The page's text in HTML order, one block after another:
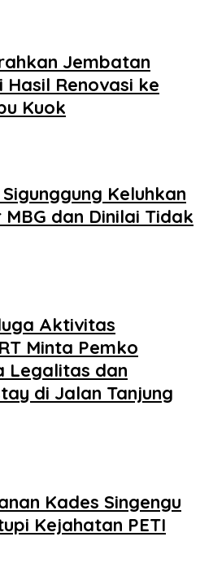
Jembatan
Hasil Renovasi ke
Kuok
Keluhkan
dan Dinilai Tidak
Aktivitas
Minta Pemko
Legalitas dan
di Jalan Tanjung
Kades Singengu
Kejahatan PETI